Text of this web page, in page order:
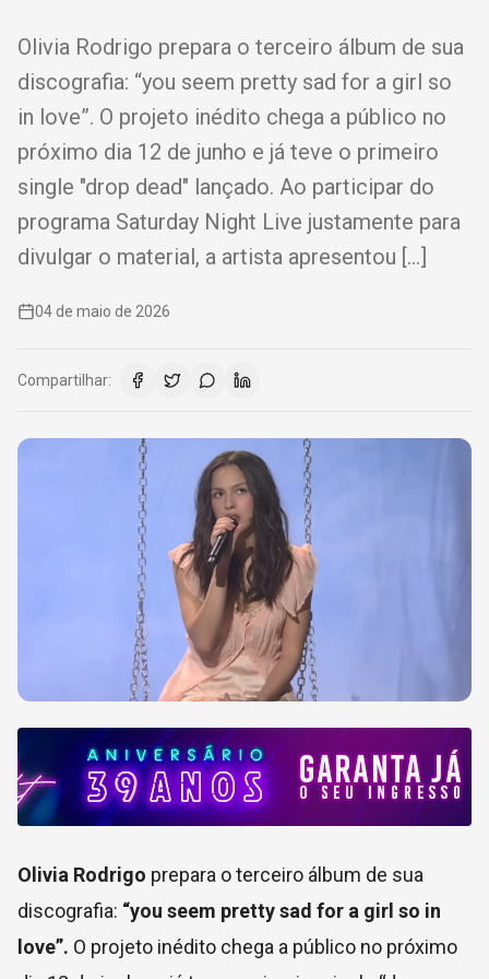
Olivia Rodrigo prepara o terceiro álbum de sua
discografia: “you seem pretty sad for a girl so
in love”. O projeto inédito chega a público no
próximo dia 12 de junho e já teve o primeiro
single "drop dead" lançado. Ao participar do
programa Saturday Night Live justamente para
divulgar o material, a artista apresentou […]
04 de maio de 2026
Compartilhar:
Olivia Rodrigo prepara o terceiro álbum de sua
discografia: “you seem pretty sad for a girl so in
love”. O projeto inédito chega a público no próximo